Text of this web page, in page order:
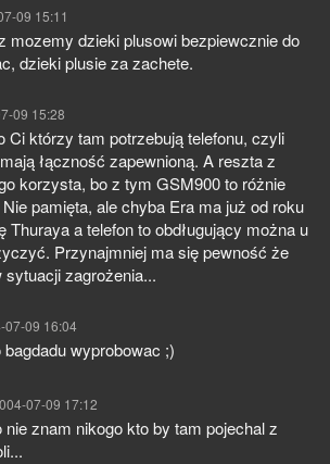
09 15:11
mozemy dzieki plusowi bezpiewcznie do
dzieki plusie za zachete.
09 15:28
Ci którzy tam potrzebują telefonu, czyli
łączność zapewnioną. A reszta z
korzysta, bo z tym GSM900 to różnie
pamięta, ale chyba Era ma już od roku
Thuraya a telefon to obdługujący można u
Przynajmniej ma się pewność że
sytuacji zagrożenia...
07-09 16:04
bagdadu wyprobowac ;)
07-09 17:12
nie znam nikogo kto by tam pojechal z